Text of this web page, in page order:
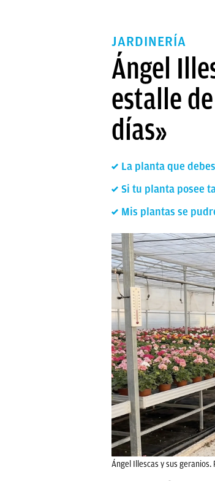
JARDINERÍA
Ángel
estalle
días»
La planta que
Si tu planta posee
Mis plantas se
Ángel Illescas y sus